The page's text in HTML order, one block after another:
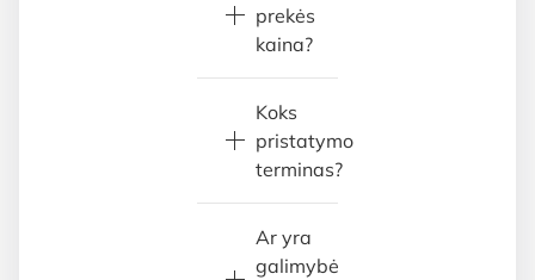
prekės
kaina?
Koks
pristatymo
terminas?
Ar yra
galimybė